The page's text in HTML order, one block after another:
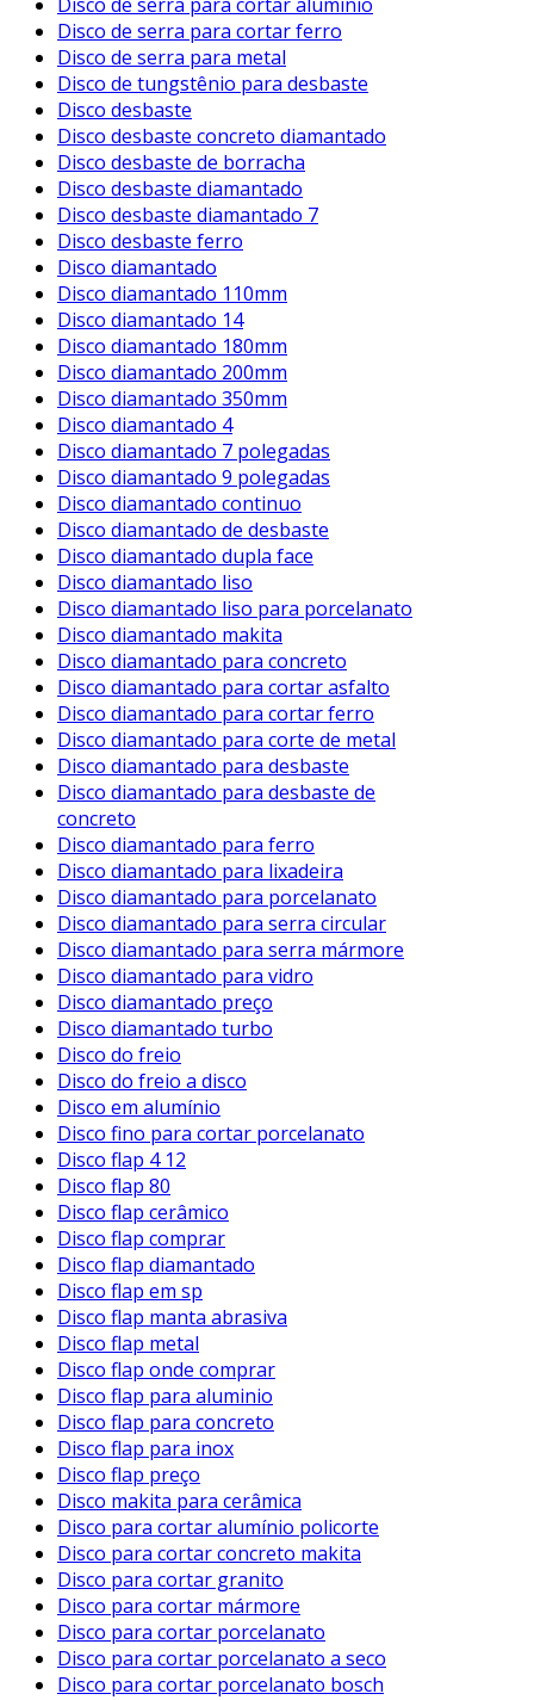
Disco de serra para cortar ferro
Disco de serra para metal
Disco de tungstênio para desbaste
Disco desbaste
Disco desbaste concreto diamantado
Disco desbaste de borracha
Disco desbaste diamantado
Disco desbaste diamantado 7
Disco desbaste ferro
Disco diamantado
Disco diamantado 110mm
Disco diamantado 14
Disco diamantado 180mm
Disco diamantado 200mm
Disco diamantado 350mm
Disco diamantado 4
Disco diamantado 7 polegadas
Disco diamantado 9 polegadas
Disco diamantado continuo
Disco diamantado de desbaste
Disco diamantado dupla face
Disco diamantado liso
Disco diamantado liso para porcelanato
Disco diamantado makita
Disco diamantado para concreto
Disco diamantado para cortar asfalto
Disco diamantado para cortar ferro
Disco diamantado para corte de metal
Disco diamantado para desbaste
Disco diamantado para desbaste de
concreto
Disco diamantado para ferro
Disco diamantado para lixadeira
Disco diamantado para porcelanato
Disco diamantado para serra circular
Disco diamantado para serra mármore
Disco diamantado para vidro
Disco diamantado preço
Disco diamantado turbo
Disco do freio
Disco do freio a disco
Disco em alumínio
Disco fino para cortar porcelanato
Disco flap 4 12
Disco flap 80
Disco flap cerâmico
Disco flap comprar
Disco flap diamantado
Disco flap em sp
Disco flap manta abrasiva
Disco flap metal
Disco flap onde comprar
Disco flap para aluminio
Disco flap para concreto
Disco flap para inox
Disco flap preço
Disco makita para cerâmica
Disco para cortar alumínio policorte
Disco para cortar concreto makita
Disco para cortar granito
Disco para cortar mármore
Disco para cortar porcelanato
Disco para cortar porcelanato a seco
Disco para cortar porcelanato bosch